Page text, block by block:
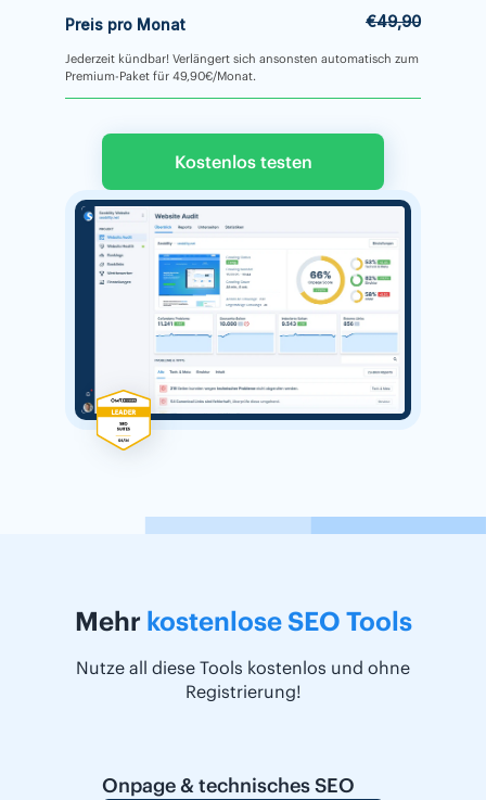
Preis pro Monat €49,90
Jederzeit kündbar! Verlängert sich ansonsten automatisch zum
Premium-Paket für 49,90€/Monat.
Kostenlos testen
Mehr kostenlose SEO Tools
Nutze all diese Tools kostenlos und ohne
Registrierung!
Onpage & technisches SEO